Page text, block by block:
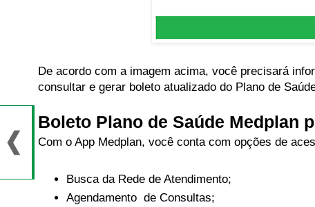
De acordo com a imagem acima, você precisará
consultar e gerar boleto atualizado do Plano de
Boleto Plano de Saúde Medplan
Com o App Medplan, você conta com opções de
Busca da Rede de Atendimento;
Agendamento de Consultas;